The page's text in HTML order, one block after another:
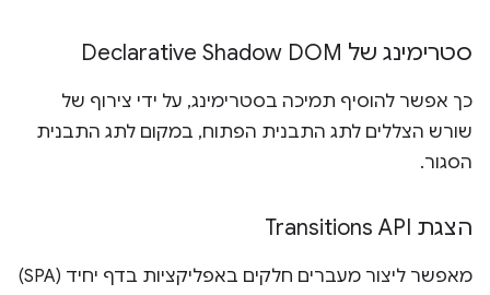
סטרימינג של Declarative Shadow DOM
כך אפשר להוסיף תמיכה בסטרימינג, על ידי צירוף של
שורש הצללים לתג התבנית הפתוח, במקום לתג התבנית
הסגור.
הצגת Transitions API
מאפשר ליצור מעברים חלקים באפליקציות בדף יחיד (SPA)